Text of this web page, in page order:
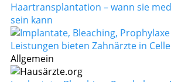
Haartransplantation – wann sie
sein kann
Allgemein